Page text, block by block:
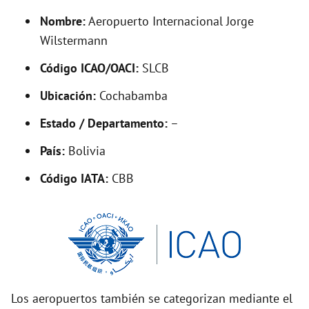
d
Nombre:Aeropuerto Internacional Jorge
Wilstermann
Código ICAO/OACI: SLCB
Ubicación: Cochabamba
Estado / Departamento: –
País: Bolivia
Código IATA: CBB
Los aeropuertos también se categorizan mediante el